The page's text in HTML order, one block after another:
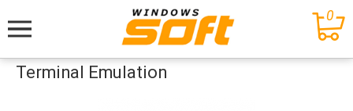
Меню
0
Terminal Emulation